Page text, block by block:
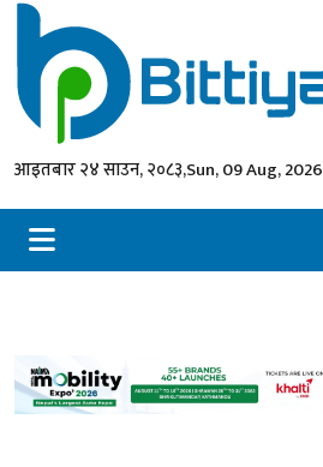
आइतबार २४ साउन, २०८३,Sun, 09 Aug, 2026